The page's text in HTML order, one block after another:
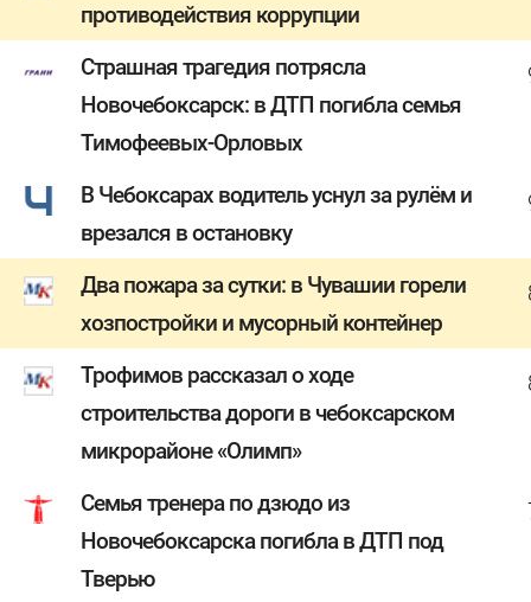
противодействия коррупции
Страшная трагедия потрясла
Новочебоксарск: в ДТП погибла семья
Тимофеевых-Орловых
В Чебоксарах водитель уснул за рулём и
врезался в остановку
Два пожара за сутки: в Чувашии горели
хозпостройки и мусорный контейнер
Трофимов рассказал о ходе
строительства дороги в чебоксарском
микрорайоне «Олимп»
Семья тренера по дзюдо из
Новочебоксарска погибла в ДТП под
Тверью